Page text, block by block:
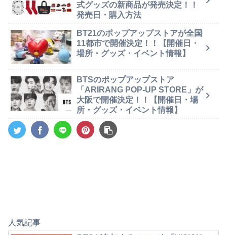
式グッズの新商品が発売決定！！
発売日・購入方法
BT21のポップアップストアが全国
11都市で開催決定！！【開催日・
場所・グッズ・イベント情報】
BTSのポップアップストア
「ARIRANG POP-UP STORE」が
大阪で開催決定！！【開催日・場
所・グッズ・イベント情報】
人気記事